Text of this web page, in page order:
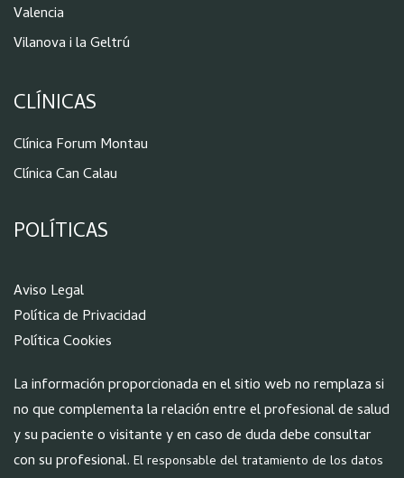
Valencia
Vilanova i la Geltrú
CLÍNICAS
Clínica Forum Montau
Clínica Can Calau
POLÍTICAS
Aviso Legal
Política de Privacidad
Política Cookies
La información proporcionada en el sitio web no remplaza si
no que complementa la relación entre el profesional de salud
y su paciente o visitante y en caso de duda debe consultar
con su profesional. El responsable del tratamiento de los datos